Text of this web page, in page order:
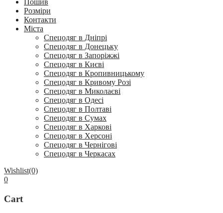
Пошив
Розміри
Контакти
Міста
Спецодяг в Дніпрі
Спецодяг в Донецьку
Спецодяг в Запоріжжі
Спецодяг в Києві
Спецодяг в Кропивницькому
Спецодяг в Кривому Розі
Спецодяг в Миколаєві
Спецодяг в Одесі
Спецодяг в Полтаві
Спецодяг в Сумах
Спецодяг в Харкові
Спецодяг в Херсоні
Спецодяг в Чернігові
Спецодяг в Черкасах
Wishlist(0)
0
Cart